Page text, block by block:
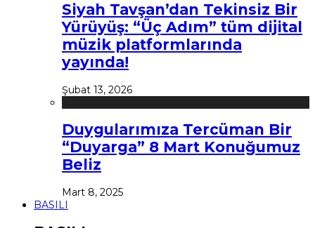
Siyah Tavşan’dan Tekinsiz Bir
Yürüyüş: “Üç Adım” tüm dijital
müzik platformlarında
yayında!
Şubat 13, 2026
Duygularımıza Tercüman Bir
“Duyarga” 8 Mart Konuğumuz
Beliz
Mart 8, 2025
BASILI